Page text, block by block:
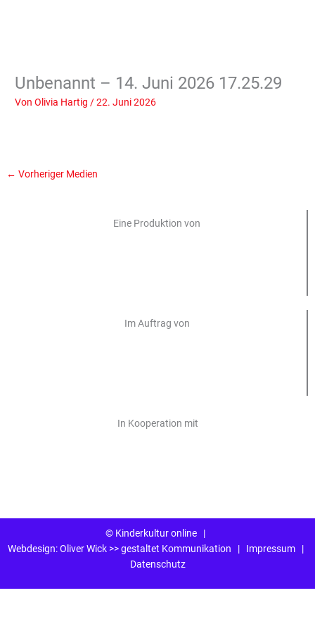
Unbenannt – 14. Juni 2026 17.25.29
VonOlivia Hartig/22. Juni 2026
← Vorheriger Medien
Eine Produktion von
Im Auftrag von
In Kooperation mit
© Kinderkultur online |
Webdesign:Oliver Wick >> gestaltet Kommunikation | Impressum|
Datenschutz